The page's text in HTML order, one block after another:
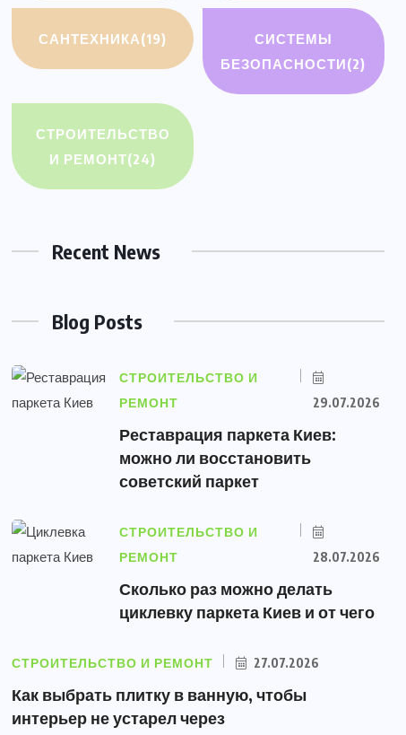
САНТЕХНИКА(19)
СИСТЕМЫ
БЕЗОПАСНОСТИ(2)
СТРОИТЕЛЬСТВО
И РЕМОНТ(24)
Recent News
Blog Posts
СТРОИТЕЛЬСТВО И
РЕМОНТ
29.07.2026
Реставрация паркета Киев:
можно ли восстановить
советский паркет
СТРОИТЕЛЬСТВО И
РЕМОНТ
28.07.2026
Сколько раз можно делать
циклевку паркета Киев и от чего
СТРОИТЕЛЬСТВО И РЕМОНТ 27.07.2026
Как выбрать плитку в ванную, чтобы
интерьер не устарел через